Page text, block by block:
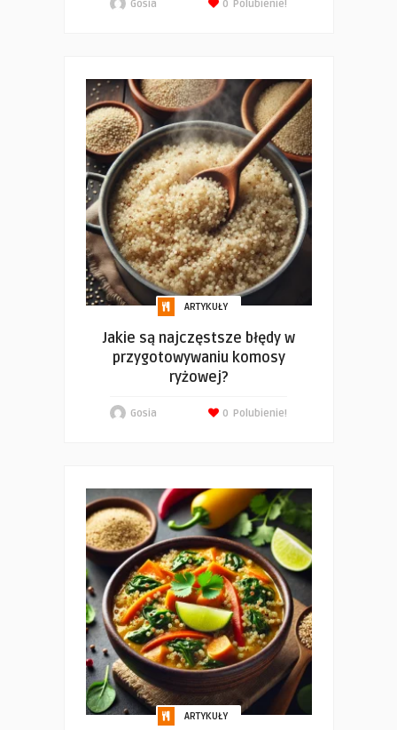
Gosia Polubienie!
0
ARTYKUŁY
Jakie są najczęstsze błędy w
przygotowywaniu komosy
ryżowej?
Gosia Polubienie!
0
ARTYKUŁY